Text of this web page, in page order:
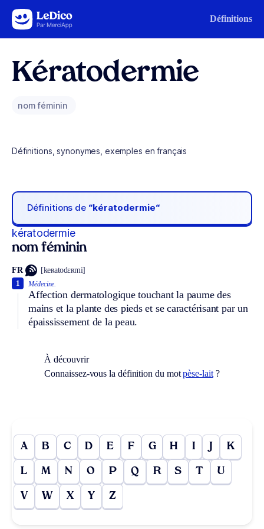
Aller au contenu Définitions
Kératodermie
nom féminin
Définitions, synonymes, exemples en français
Définitions de “kératodermie“
kératodermie
nom féminin
FR [keʀatodɛʀmi]
Médecine.
Affection dermatologique touchant la paume des
mains et la plante des pieds et se caractérisant par un
épaississement de la peau.
1
À découvrir
Connaissez-vous la définition du motpèse-lait?
A B C D E F G H I J K
L M N O P Q R S T U
V W X Y Z